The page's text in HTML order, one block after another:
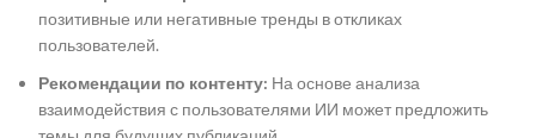
позитивные или негативные тренды в откликах
пользователей.
Рекомендации по контенту: На основе анализа
взаимодействия с пользователями ИИ может предложить